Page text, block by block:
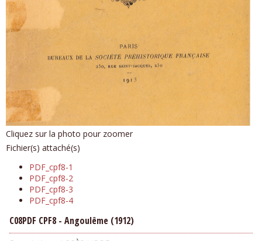
Cliquez sur la photo pour zoomer
Fichier(s) attaché(s)
PDF_cpf8-1
PDF_cpf8-2
PDF_cpf8-3
PDF_cpf8-4
C08PDF CPF8 - Angoulême (1912)